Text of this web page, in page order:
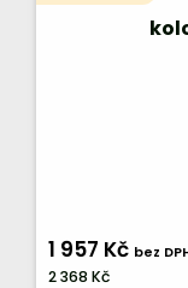
1 957 Kč bez
2 368 Kč